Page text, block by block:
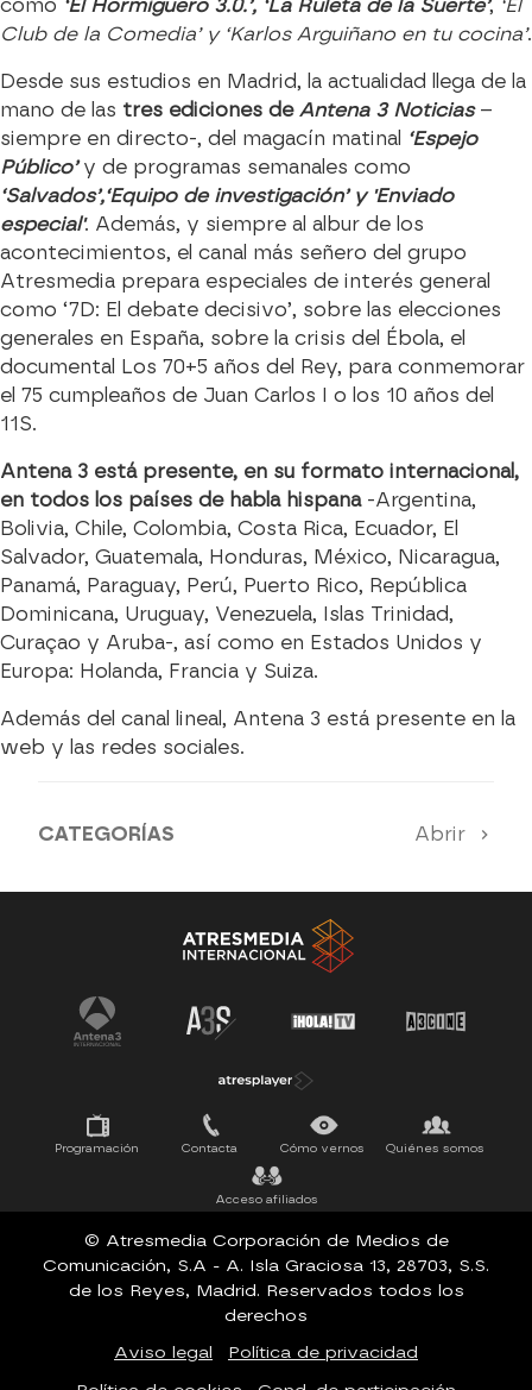
como ‘El Hormiguero 3.0.’, ‘La Ruleta de la Suerte’, ‘El
Club de la Comedia’ y ‘Karlos Arguiñano en tu cocina’.
Desde sus estudios en Madrid, la actualidad llega de la
mano de las tres ediciones de Antena 3 Noticias–
siempre en directo-, del magacín matinal ‘Espejo
Público’y de programas semanales como
‘Salvados’,‘Equipo de investigación’ y 'Enviado
especial'. Además, y siempre al albur de los
acontecimientos, el canal más señero del grupo
Atresmedia prepara especiales de interés general
como ‘7D: El debate decisivo’, sobre las elecciones
generales en España, sobre la crisis del Ébola, el
documental Los 70+5 años del Rey, para conmemorar
el 75 cumpleaños de Juan Carlos I o los 10 años del
11S.
Antena 3 está presente, en su formato internacional,
en todos los países de habla hispana -Argentina,
Bolivia, Chile, Colombia, Costa Rica, Ecuador, El
Salvador, Guatemala, Honduras, México, Nicaragua,
Panamá, Paraguay, Perú, Puerto Rico, República
Dominicana, Uruguay, Venezuela, Islas Trinidad,
Curaçao y Aruba-, así como en Estados Unidos y
Europa: Holanda, Francia y Suiza.
Además del canal lineal, Antena 3 está presente en la
web y las redes sociales.
CATEGORÍAS Abrir
Antena 3 Noticias El Hormiguero
Tu cara me suena Pasapalabra
Programación Contacta Cómo vernos Quiénes somos
Acceso afiliados
© Atresmedia Corporación de Medios de
Comunicación, S.A - A. Isla Graciosa 13, 28703, S.S.
de los Reyes, Madrid. Reservados todos los
derechos
Aviso legal
Política de privacidad